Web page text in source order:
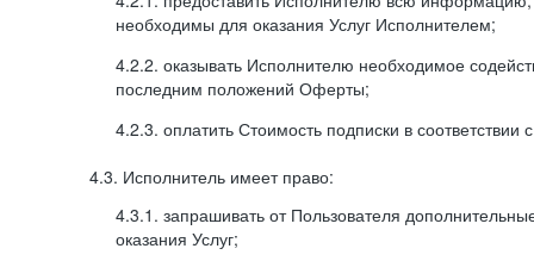
необходимы для оказания Услуг Исполнителем;
4.2.2. оказывать Исполнителю необходимое
последним положений Оферты;
4.2.3. оплатить Стоимость подписки в
4.3. Исполнитель имеет право:
4.3.1. запрашивать от Пользователя
оказания Услуг;